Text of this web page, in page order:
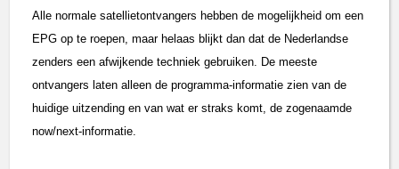
Alle normale satellietontvangers hebben de mogelijkheid om een
EPG op te roepen, maar helaas blijkt dan dat de Nederlandse
zenders een afwijkende techniek gebruiken. De meeste
ontvangers laten alleen de programma-informatie zien van de
huidige uitzending en van wat er straks komt, de zogenaamde
now/next-informatie.